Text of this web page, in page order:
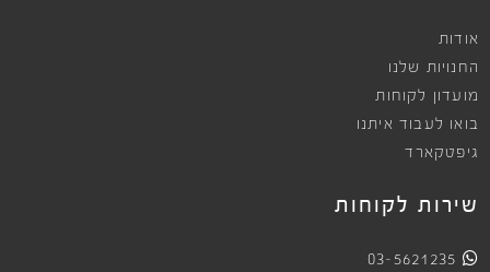
אודות
החנויות שלנו
מועדון לקוחות
בואו לעבוד איתנו
גיפטקארד
שירות לקוחות
03-5621235